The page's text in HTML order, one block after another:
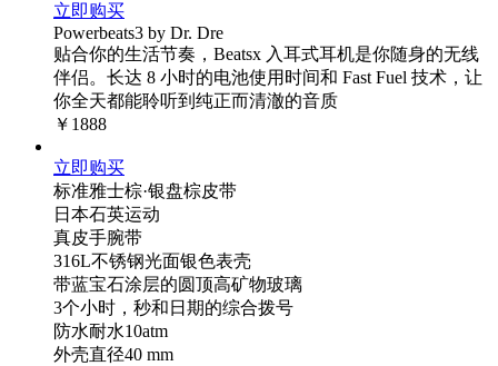
立即购买
Powerbeats3 by Dr. Dre
贴合你的生活节奏，Beatsx 入耳式耳机是你随身的无线
伴侣。长达 8 小时的电池使用时间和 Fast Fuel 技术，让
你全天都能聆听到纯正而清澈的音质
￥1888
立即购买
标准雅士棕·银盘棕皮带
日本石英运动
真皮手腕带
316L不锈钢光面银色表壳
带蓝宝石涂层的圆顶高矿物玻璃
3个小时，秒和日期的综合拨号
防水耐水10atm
外壳直径40 mm